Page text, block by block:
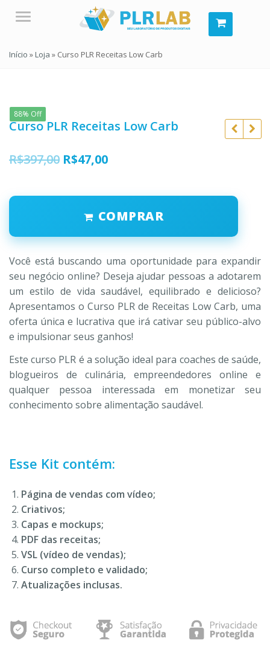
Menu
Início »Loja » Curso PLR Receitas Low Carb
88% Off
Curso PLR Receitas Low Carb
R$397,00 O
original
era:
R$397,00.
R$47,00O
atual
é:
R$47,00.
COMPRAR
Você está buscando uma oportunidade para expandir
seu negócio online? Deseja ajudar pessoas a adotarem
um estilo de vida saudável, equilibrado e delicioso?
Apresentamos o Curso PLR de Receitas Low Carb, uma
oferta única e lucrativa que irá cativar seu público-alvo
e impulsionar seus ganhos!
Este curso PLR é a solução ideal para coaches de saúde,
blogueiros de culinária, empreendedores online e
qualquer pessoa interessada em monetizar seu
conhecimento sobre alimentação saudável.
Esse Kit contém:
Página de vendas com vídeo;
Criativos;
Capas e mockups;
PDF das receitas;
VSL (vídeo de vendas);
Curso completo e validado;
Atualizações inclusas.